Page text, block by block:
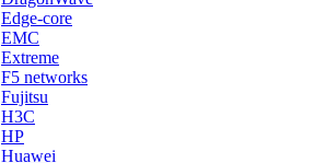
Edge-core
EMC
Extreme
F5 networks
Fujitsu
H3С
HP
Huawei